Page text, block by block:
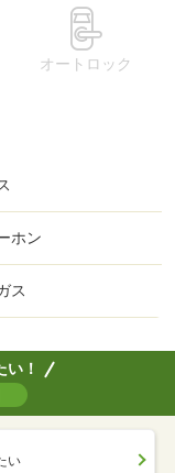
オートロック
ホン
ス
！
い